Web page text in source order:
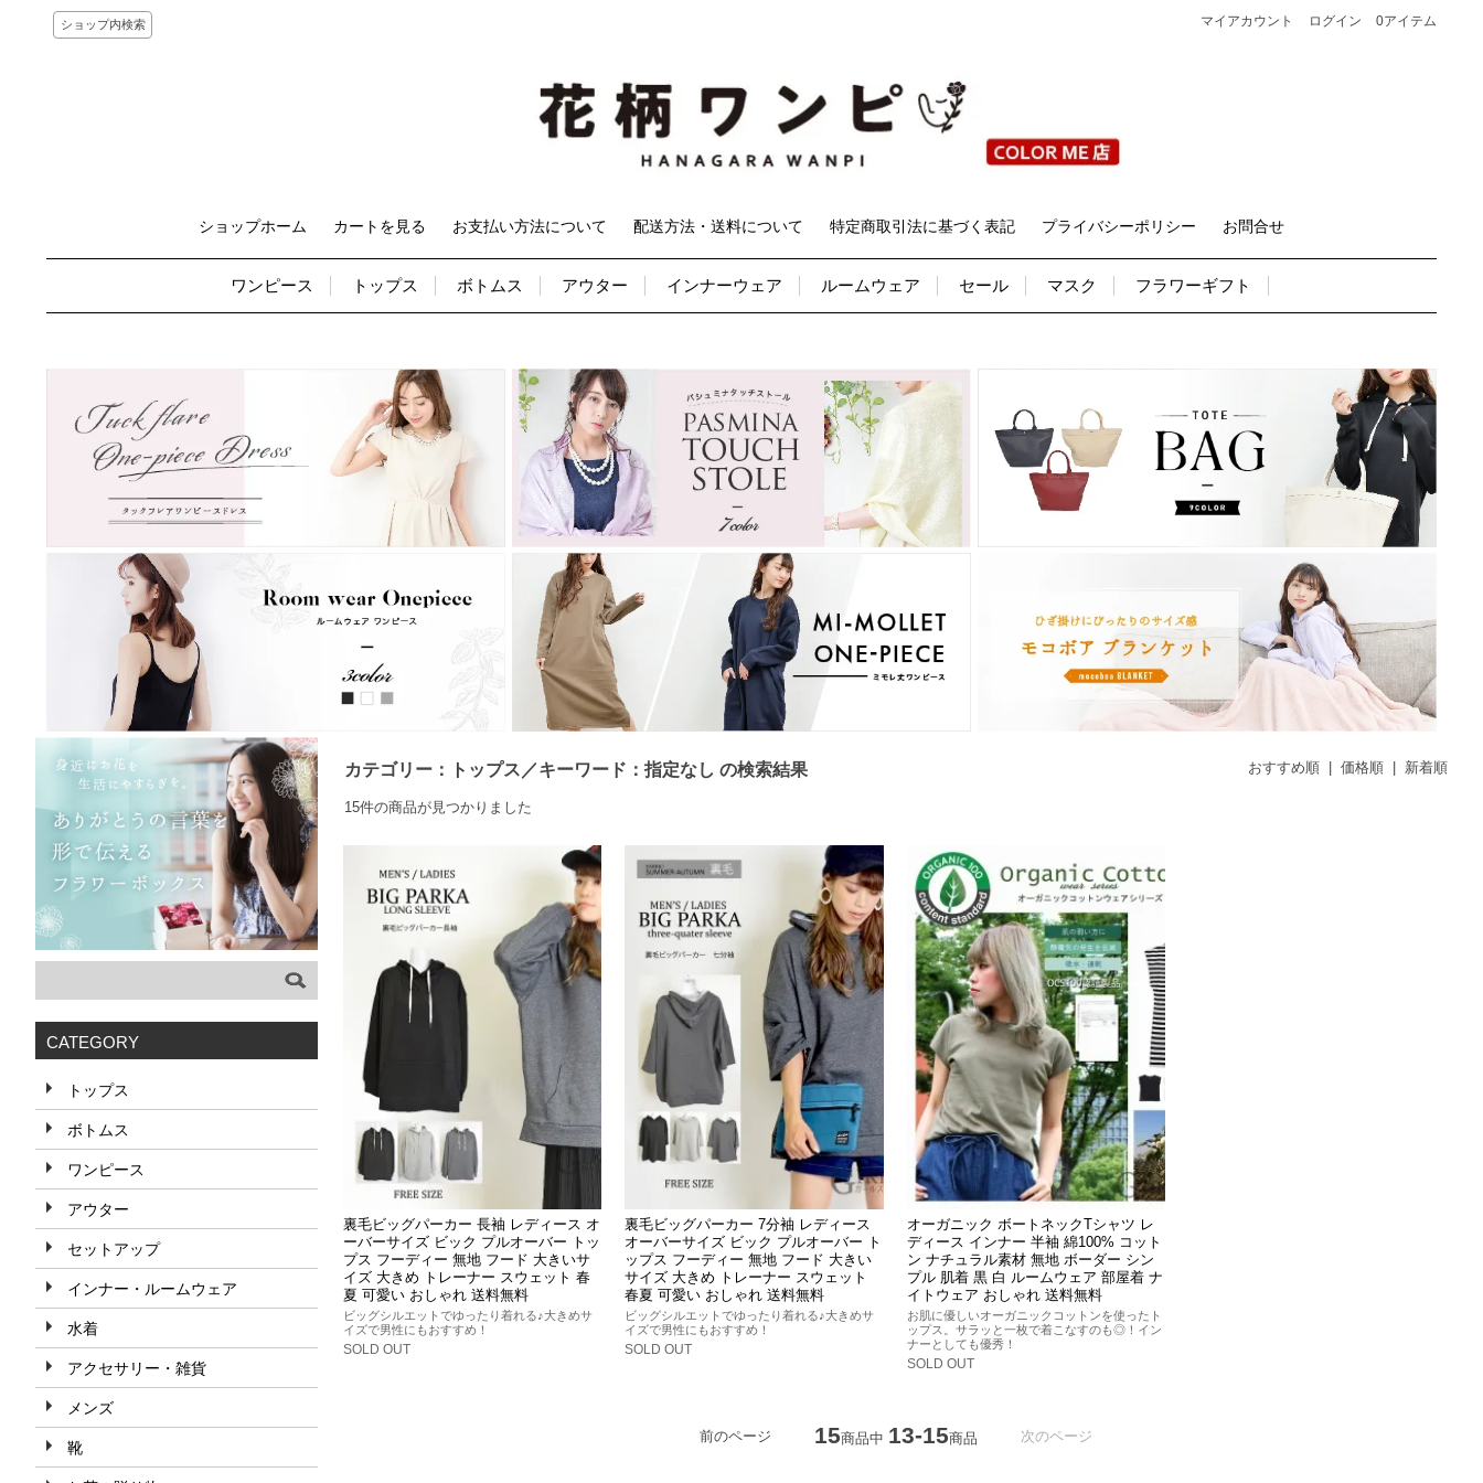
0アイテム
ログイン
マイアカウント
ショップ内検索
ショップホーム カートを見る お支払い方法について 配送方法・送料について 特定商取引法に基づく表記 プライバシーポリシー お問合せ
ワンピース トップス ボトムス アウター インナーウェア ルームウェア セール マスク フラワーギフト
カテゴリー：トップス／キーワード：指定なし の検索結果 おすすめ順 価格順 新着順
15件の商品が見つかりました
裏毛ビッグパーカー 長袖 レディース オ
ーバーサイズ ビック プルオーバー トッ
プス フーディー 無地 フード 大きいサ
イズ 大きめ トレーナー スウェット 春
夏 可愛い おしゃれ 送料無料
ビッグシルエットでゆったり着れる♪大きめサ
イズで男性にもおすすめ！
SOLD OUT
裏毛ビッグパーカー 7分袖 レディース
オーバーサイズ ビック プルオーバー ト
ップス フーディー 無地 フード 大きい
サイズ 大きめ トレーナー スウェット
春夏 可愛い おしゃれ 送料無料
ビッグシルエットでゆったり着れる♪大きめサ
イズで男性にもおすすめ！
SOLD OUT
オーガニック ボートネックTシャツ レ
ディース インナー 半袖 綿100% コット
ン ナチュラル素材 無地 ボーダー シン
プル 肌着 黒 白 ルームウェア 部屋着 ナ
イトウェア おしゃれ 送料無料
お肌に優しいオーガニックコットンを使ったト
ップス。サラッと一枚で着こなすのも◎！イン
ナーとしても優秀！
SOLD OUT
前のページ 15商品中 13-15商品 次のページ
CATEGORY
トップス
ボトムス
ワンピース
アウター
セットアップ
インナー・ルームウェア
水着
アクセサリー・雑貨
メンズ
靴